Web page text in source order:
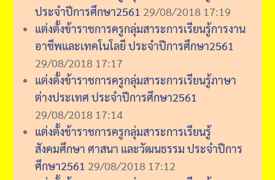
ประจำปีการศึกษา2561 29/08/2018 17:19
แต่งตั้งข้าราชการครูกลุ่มสาระการเรียนรู้การงาน
อาชีพและเทคโนโลยี ประจำปีการศึกษา2561
29/08/2018 17:17
แต่งตั้งข้าราชการครูกลุ่มสาระการเรียนรู้ภาษา
ต่างประเทศ ประจำปีการศึกษา2561
29/08/2018 17:14
แต่งตั้งข้าราชการครูกลุ่มสาระการเรียนรู้
สังคมศึกษา ศาสนา และวัฒนธรรม ประจำปีการ
ศึกษา2561 29/08/2018 17:12